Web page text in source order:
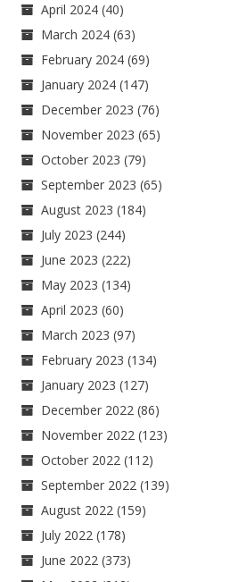
April 2024 (40)
March 2024 (63)
February 2024 (69)
January 2024 (147)
December 2023 (76)
November 2023 (65)
October 2023 (79)
September 2023 (65)
August 2023 (184)
July 2023 (244)
June 2023 (222)
May 2023 (134)
April 2023 (60)
March 2023 (97)
February 2023 (134)
January 2023 (127)
December 2022 (86)
November 2022 (123)
October 2022 (112)
September 2022 (139)
August 2022 (159)
July 2022 (178)
June 2022 (373)